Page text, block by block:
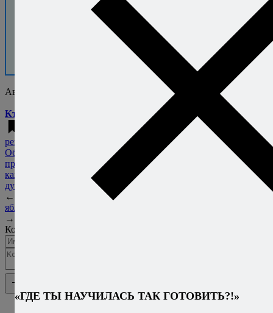
30 000+ человек
уже скачали
бесплатную
книгу.
Присоединяйтесь!
Автор:
Кто это такой?..
рецепты: каталог
Морская рыба
Обалденный рецепт
Рецепты из
простых продуктов
Рецепты на
каждый день
Рыба в
духовке
←
Утиная печень с
яблочным чатни
→
Комментарии
«ГДЕ ТЫ НАУЧИЛАСЬ ТАК ГОТОВИТЬ?!»